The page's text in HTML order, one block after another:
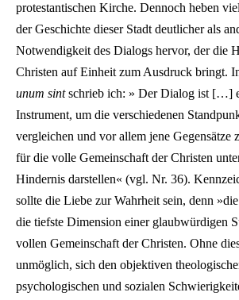
protestantischen Kirche. Dennoch heben
der Geschichte dieser Stadt deutlicher als
Notwendigkeit des Dialogs hervor, der die
Christen auf Einheit zum Ausdruck bringt.
unum sintschrieb ich: » Der Dialog ist […]
Instrument, um die verschiedenen
vergleichen und vor allem jene Gegensätze
für die volle Gemeinschaft der Christen
Hindernis darstellen« (vgl. Nr. 36).
sollte die Liebe zur Wahrheit sein, denn
die tiefste Dimension einer glaubwürdigen
vollen Gemeinschaft der Christen. Ohne
unmöglich, sich den objektiven
psychologischen und sozialen